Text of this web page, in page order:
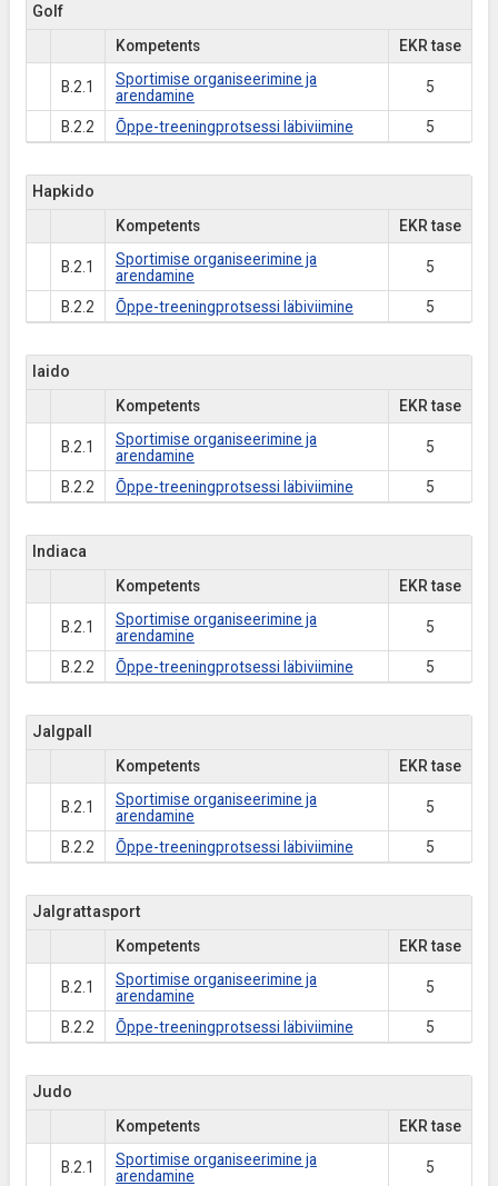
Golf
Kompetents EKR tase
B.2.1
Sportimise organiseerimine ja
arendamine
5
B.2.2 Õppe-treeningprotsessi läbiviimine 5
Hapkido
Kompetents EKR tase
B.2.1
Sportimise organiseerimine ja
arendamine
5
B.2.2 Õppe-treeningprotsessi läbiviimine 5
Iaido
Kompetents EKR tase
B.2.1
Sportimise organiseerimine ja
arendamine
5
B.2.2 Õppe-treeningprotsessi läbiviimine 5
Indiaca
Kompetents EKR tase
B.2.1
Sportimise organiseerimine ja
arendamine
5
B.2.2 Õppe-treeningprotsessi läbiviimine 5
Jalgpall
Kompetents EKR tase
B.2.1
Sportimise organiseerimine ja
arendamine
5
B.2.2 Õppe-treeningprotsessi läbiviimine 5
Jalgrattasport
Kompetents EKR tase
B.2.1
Sportimise organiseerimine ja
arendamine
5
B.2.2 Õppe-treeningprotsessi läbiviimine 5
Judo
Kompetents EKR tase
B.2.1
Sportimise organiseerimine ja
arendamine
5